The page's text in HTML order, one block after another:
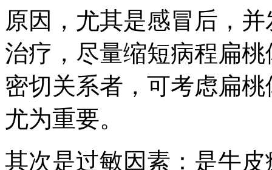
原因，尤其是感冒后，
治疗，尽量缩短病程扁
密切关系者，可考虑扁
尤为重要。
其次是过敏因素：是牛